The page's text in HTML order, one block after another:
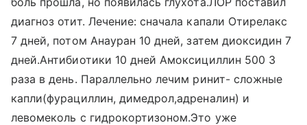
диагноз отит. Лечение: сначала капали Отирелакс
7 дней, потом Анауран 10 дней, затем диоксидин 7
дней.Антибиотики 10 дней Амоксициллин 500 3
раза в день. Параллельно лечим ринит- сложные
капли(фурациллин, димедрол,адреналин) и
левомеколь с гидрокортизоном.Это уже